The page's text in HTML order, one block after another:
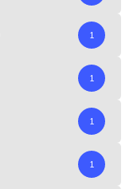
1
1
1
1